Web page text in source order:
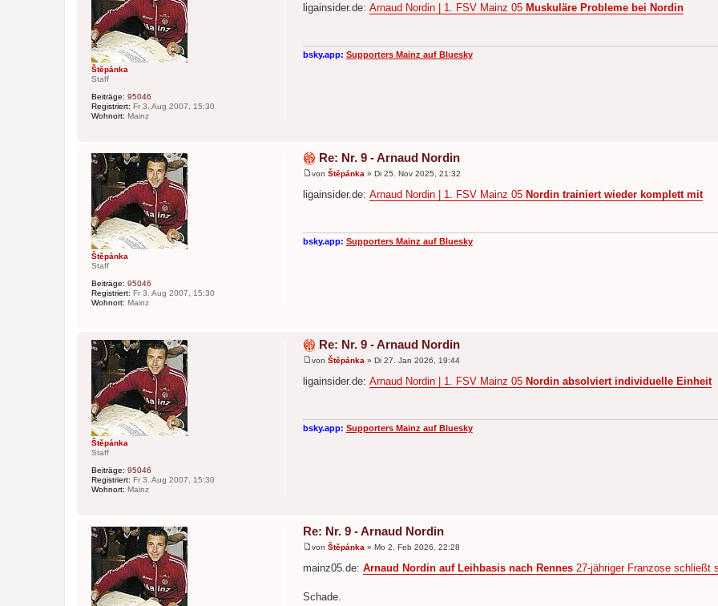
Štěpánka
Staff
Beiträge: 95046
Registriert: Fr 3. Aug 2007, 15:30
Wohnort: Mainz
i
g
ligainsider.de: Arnaud Nordin | 1. FSV Mainz 05 Muskuläre Probleme bei Nordin
bsky.app: Supporters Mainz auf Bluesky
Štěpánka
Staff
Beiträge: 95046
Registriert: Fr 3. Aug 2007, 15:30
Wohnort: Mainz
Re: Nr. 9 - Arnaud Nordin
i
g
von Štěpánka » Di 25. Nov 2025, 21:32
ligainsider.de: Arnaud Nordin | 1. FSV Mainz 05 Nordin trainiert wieder komplett mit
bsky.app: Supporters Mainz auf Bluesky
Štěpánka
Staff
Beiträge: 95046
Registriert: Fr 3. Aug 2007, 15:30
Wohnort: Mainz
Re: Nr. 9 - Arnaud Nordin
i
g
von Štěpánka » Di 27. Jan 2026, 19:44
ligainsider.de: Arnaud Nordin | 1. FSV Mainz 05 Nordin absolviert individuelle Einheit
bsky.app: Supporters Mainz auf Bluesky
Re: Nr. 9 - Arnaud Nordin
i
a
von Štěpánka » Mo 2. Feb 2026, 22:28
mainz05.de: Arnaud Nordin auf Leihbasis nach Rennes27-jähriger Franzose schließt
Schade.